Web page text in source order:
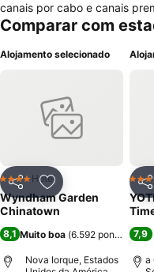
canais por cabo e canais
internet de alta velocidade,
preparar café e ferro/tábua
estacionamento, acesso à
expresso, acesso facilitado
concierge, elevador, jornais
comodidades para negócios
e sala de conferências. O
academia de ginástica. São
Comparar com
Alojamento selecionado
PartilharAdicionar aos
4 EstrelasHotel
Wyndham Garden
Chinatown
8,1 Muito boa (6.592 pontuações )
Nova Iorque, Estados
4
7,9
a